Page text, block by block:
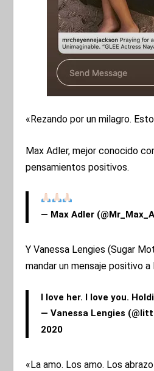
«Rezando por un milagro.
Max Adler, mejor conocido
pensamientos positivos.
— Max Adler
Y Vanessa Lengies (Sugar
mandar un mensaje positivo a
I love her. I love you.
— Vanessa Lengies
2020
«La amo. Los amo. Los